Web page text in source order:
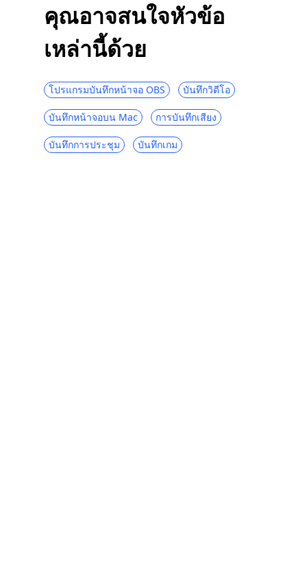
5 วิธีในการสกรีนบันทึกเรื่องราว Instagram
พร้อมขั้นตอนโดยละเอียด
การจับภาพหน้าจอ VLC: การบันทึกหน้าจอ
สามารถทำได้ง่าย
7 ทางเลือก Loom โดยไม่ต้องติดตั้งซอฟต์แวร์
คุณอาจสนใจหัวข้อ
เหล่านี้ด้วย
โปรแกรมบันทึกหน้าจอ OBS บันทึกวิดีโอ
บันทึกหน้าจอบน Mac การบันทึกเสียง
บันทึกการประชุม บันทึกเกม